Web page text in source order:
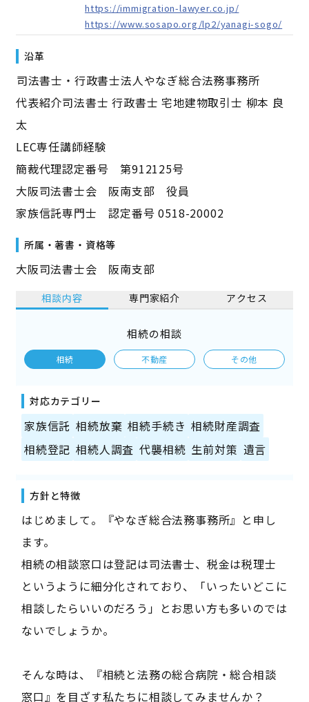
https://immigration-lawyer.co.jp/
https://www.sosapo.org/lp2/yanagi-sogo/
沿革
――司法書士・行政書士法人やなぎ総合法務事務所――
代表紹介司法書士 行政書士 宅地建物取引士 柳本 良
太
LEC専任講師経験
簡裁代理認定番号 第912125号
大阪司法書士会 阪南支部 役員
家族信託専門士 認定番号 0518-20002
所属・著書・資格等
大阪司法書士会 阪南支部
相談内容 専門家紹介 アクセス
相続の相談
相続 不動産 その他
対応カテゴリー
家族信託 相続放棄 相続手続き 相続財産調査
相続登記 相続人調査 代襲相続 生前対策 遺言
方針と特徴
はじめまして。『やなぎ総合法務事務所』と申し
ます。
相続の相談窓口は登記は司法書士、税金は税理士
というように細分化されており、「いったいどこに
相談したらいいのだろう」とお思い方も多いのでは
ないでしょうか。
そんな時は、『相続と法務の総合病院・総合相談
窓口』を目ざす私たちに相談してみませんか？